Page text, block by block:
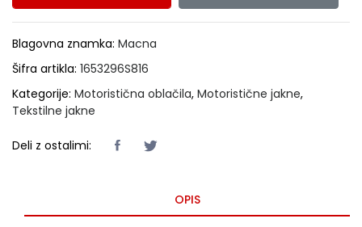
Blagovna znamka: Macna
Šifra artikla: 1653296S816
Kategorije: Motoristična oblačila, Motoristične jakne,
Tekstilne jakne
Deli z ostalimi:
OPIS